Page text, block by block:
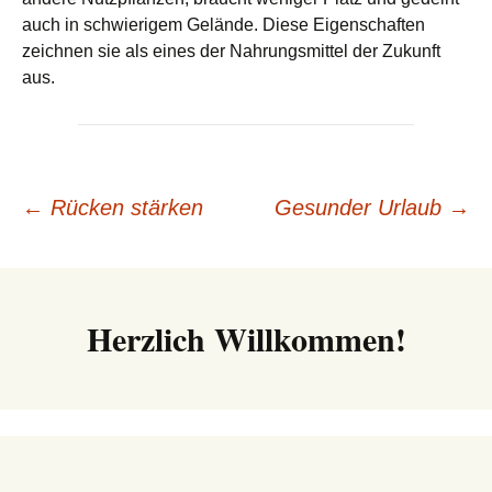
auch in schwierigem Gelände. Diese Eigenschaften
zeichnen sie als eines der Nahrungsmittel der Zukunft
aus.
Beitrags-
← Rücken stärken Gesunder Urlaub →
Herzlich Willkommen!